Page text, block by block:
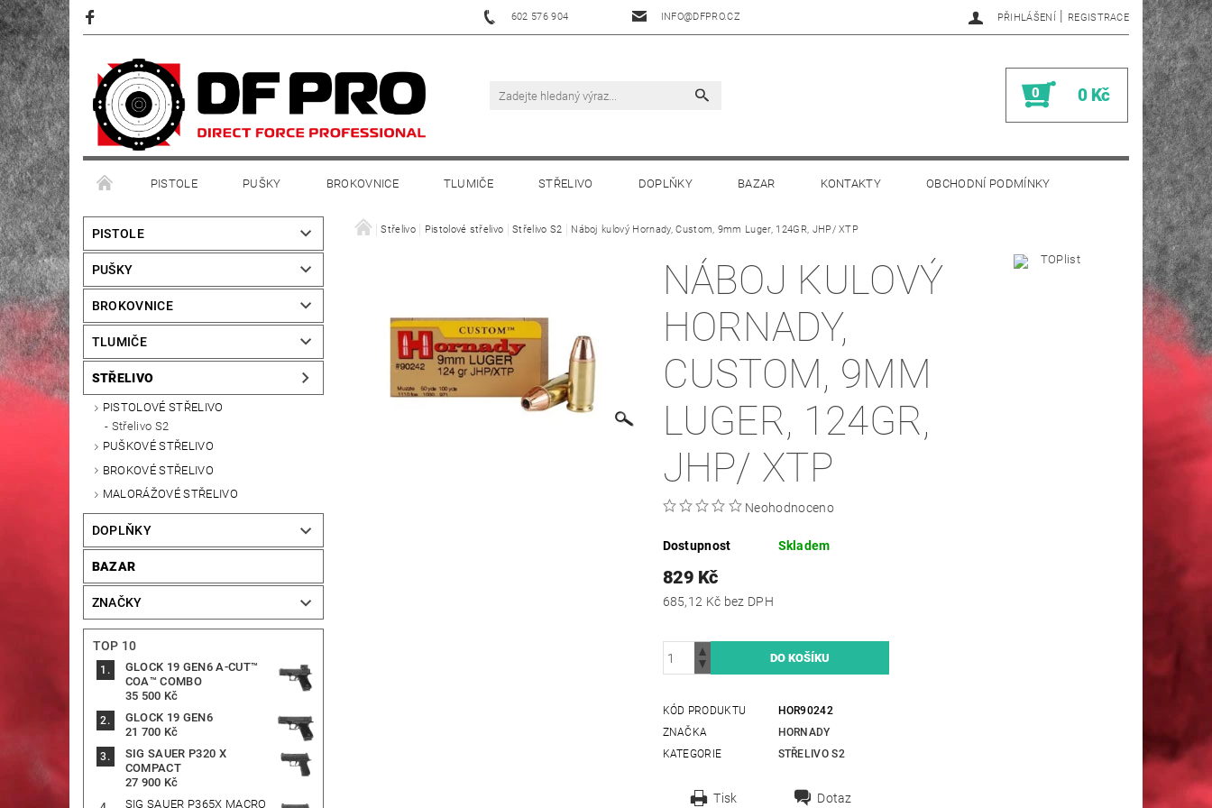
602 576 904 INFO@DFPRO.CZ PŘIHLÁŠENÍ | REGISTRACE
0 0 Kč
PISTOLE PUŠKY BROKOVNICE TLUMIČE STŘELIVO DOPLŇKY BAZAR KONTAKTY OBCHODNÍ PODMÍNKY
PISTOLE
PUŠKY
BROKOVNICE
TLUMIČE
STŘELIVO
PISTOLOVÉ STŘELIVO
Střelivo S2
PUŠKOVÉ STŘELIVO
BROKOVÉ STŘELIVO
MALORÁŽOVÉ STŘELIVO
DOPLŇKY
BAZAR
ZNAČKY
TOP 10
GLOCK 19 GEN6 A-CUT™
COA™ COMBO
35 500 Kč
GLOCK 19 GEN6
21 700 Kč
SIG SAUER P320 X
COMPACT
27 900 Kč
SIG SAUER P365X MACRO
Střelivo Pistolové střelivo Střelivo S2 Náboj kulový Hornady, Custom, 9mm Luger, 124GR, JHP/ XTP
NÁBOJ KULOVÝ
HORNADY,
CUSTOM, 9MM
LUGER, 124GR,
JHP/ XTP
Neohodnoceno
Dostupnost Skladem
829 Kč
685,12 Kč bez DPH
KÓD PRODUKTU
HOR90242
ZNAČKA
HORNADY
KATEGORIE
STŘELIVO S2
Tisk Dotaz